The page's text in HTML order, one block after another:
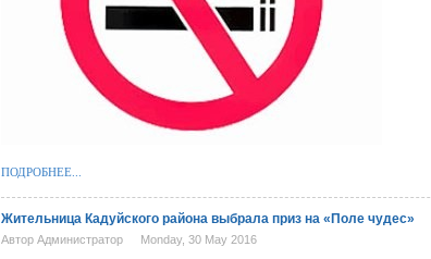
ПОДРОБНЕЕ...
Жительница Кадуйского района выбрала приз на «Поле чудес»
Автор Администратор Monday, 30 May 2016